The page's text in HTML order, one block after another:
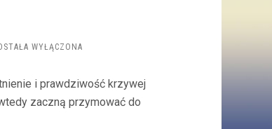
WYŁĄCZONA
i prawdziwość krzywej
zaczną przymować do